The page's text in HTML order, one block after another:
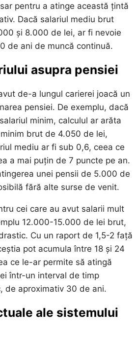
pentru a atinge această țintă
Dacă salariul mediu brut
și 8.000 de lei, ar fi nevoie
de ani de muncă continuă.
asupra pensiei
de-a lungul carierei joacă un
pensiei. De exemplu, dacă
minim, calculul ar arăta
brut de 4.050 de lei,
mediu ar fi sub 0,6, ceea ce
a mai puțin de 7 puncte pe an.
unei pensii de 5.000 de
fără alte surse de venit.
cei care au avut salarii mult
12.000-15.000 de lei brut,
Cu un raport de 1,5-2 față
pot acumula între 18 și 24
ce le-ar permite să atingă
într-un interval de timp
de aproximativ 30 de ani.
ale sistemului